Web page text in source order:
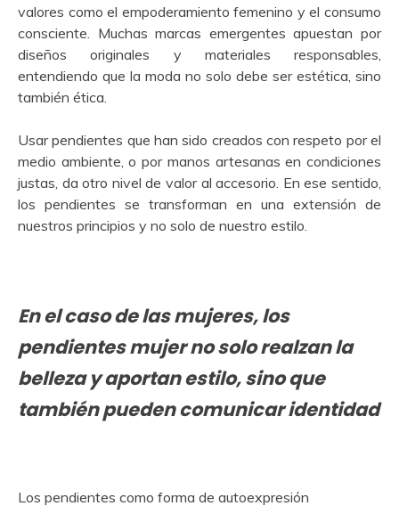
valores como el empoderamiento femenino y el consumo
consciente. Muchas marcas emergentes apuestan por
diseños originales y materiales responsables,
entendiendo que la moda no solo debe ser estética, sino
también ética.
Usar pendientes que han sido creados con respeto por el
medio ambiente, o por manos artesanas en condiciones
justas, da otro nivel de valor al accesorio. En ese sentido,
los pendientes se transforman en una extensión de
nuestros principios y no solo de nuestro estilo.
En el caso de las mujeres, los
pendientes mujer no solo realzan la
belleza y aportan estilo, sino que
también pueden comunicar identidad
Los pendientes como forma de autoexpresión